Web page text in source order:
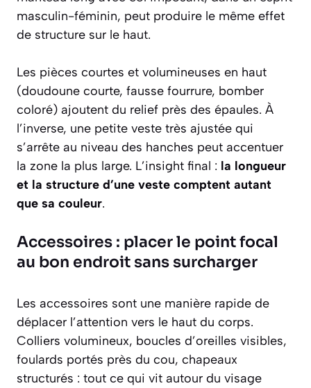
masculin-féminin, peut produire le même effet
de structure sur le haut.
Les pièces courtes et volumineuses en haut
(doudoune courte, fausse fourrure, bomber
coloré) ajoutent du relief près des épaules. À
l’inverse, une petite veste très ajustée qui
s’arrête au niveau des hanches peut accentuer
la zone la plus large. L’insight final : la longueur
et la structure d’une veste comptent autant
que sa couleur.
Accessoires : placer le point focal
au bon endroit sans surcharger
Les accessoires sont une manière rapide de
déplacer l’attention vers le haut du corps.
Colliers volumineux, boucles d’oreilles visibles,
foulards portés près du cou, chapeaux
structurés : tout ce qui vit autour du visage